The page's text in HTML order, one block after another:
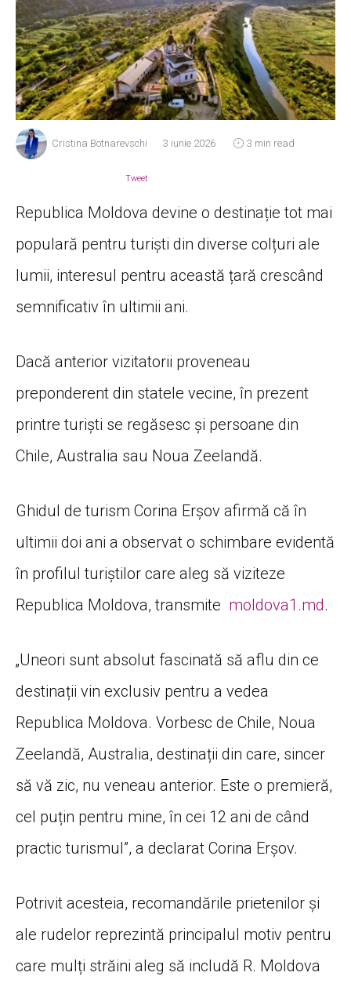
Cristina Botnarevschi 3 iunie 2026 3 min read
Tweet
Republica Moldova devine o destinație tot mai
populară pentru turiști din diverse colțuri ale
lumii, interesul pentru această țară crescând
semnificativ în ultimii ani.
Dacă anterior vizitatorii proveneau
preponderent din statele vecine, în prezent
printre turiști se regăsesc și persoane din
Chile, Australia sau Noua Zeelandă.
Ghidul de turism Corina Erșov afirmă că în
ultimii doi ani a observat o schimbare evidentă
în profilul turiștilor care aleg să viziteze
Republica Moldova, transmite moldova1.md.
„Uneori sunt absolut fascinată să aflu din ce
destinații vin exclusiv pentru a vedea
Republica Moldova. Vorbesc de Chile, Noua
Zeelandă, Australia, destinații din care, sincer
să vă zic, nu veneau anterior. Este o premieră,
cel puțin pentru mine, în cei 12 ani de când
practic turismul”, a declarat Corina Erșov.
Potrivit acesteia, recomandările prietenilor și
ale rudelor reprezintă principalul motiv pentru
care mulți străini aleg să includă R. Moldova